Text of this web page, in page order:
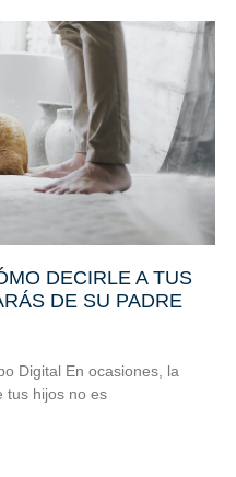
DECIRLE A TUS
DE SU PADRE
Digital En ocasiones, la
tus hijos no es